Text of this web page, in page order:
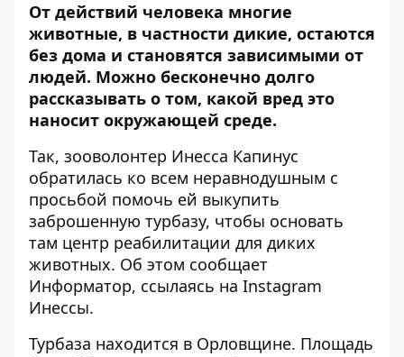
От действий человека многие
животные, в частности дикие, остаются
без дома и становятся зависимыми от
людей. Можно бесконечно долго
рассказывать о том, какой вред это
наносит окружающей среде.
Так, зооволонтер Инесса Капинус
обратилась ко всем неравнодушным с
просьбой помочь ей выкупить
заброшенную турбазу, чтобы основать
там центр реабилитации для диких
животных. Об этом сообщает
Информатор, ссылаясь на Instagram
Инессы.
Турбаза находится в Орловщине. Площадь